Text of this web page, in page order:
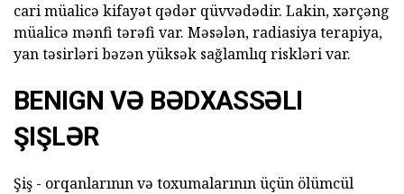
cari müalicə kifayət qədər qüvvədədir. Lakin, xərçəng
müalicə mənfi tərəfi var. Məsələn, radiasiya terapiya,
yan təsirləri bəzən yüksək sağlamlıq riskləri var.
BENIGN VƏ BƏDXASSƏLI
ŞIŞLƏR
Şiş - orqanlarının və toxumalarının üçün ölümcül